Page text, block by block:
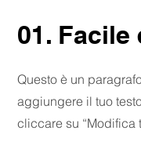
01. Facile
Questo è un
aggiungere il tuo
cliccare su “Modifica